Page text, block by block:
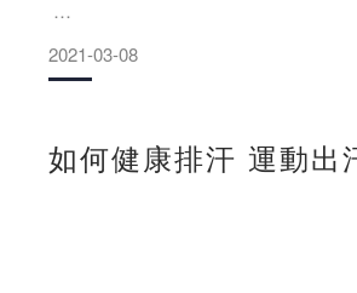
01
2021-03-08
如何健康排汗 運動出